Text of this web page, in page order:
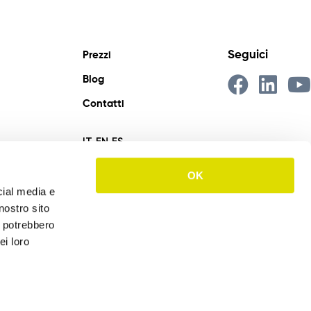
media e
sito
loro
OK
Prezzi
Blog
Contatti
IT EN ES
Seguici